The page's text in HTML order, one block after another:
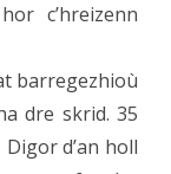
c’hreizenn
barregezhioù
dre skrid. 35
d’an holl